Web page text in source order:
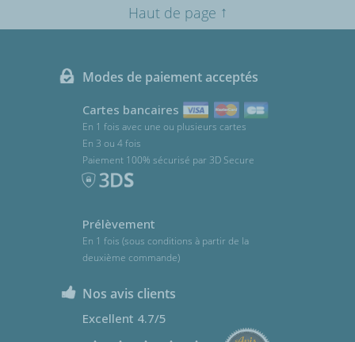
Haut de page ↑
Modes de paiement acceptés
Cartes bancaires
En 1 fois avec une ou plusieurs cartes
En 3 ou 4 fois
Paiement 100% sécurisé par 3D Secure
Prélèvement
En 1 fois (sous conditions à partir de la
deuxième commande)
Nos avis clients
Excellent 4.7/5